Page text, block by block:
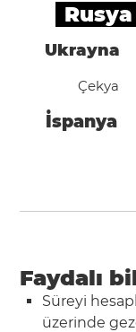
Rusya
Ukrayna
Çekya
İspanya
Faydalı
Süreyi
üzerinde